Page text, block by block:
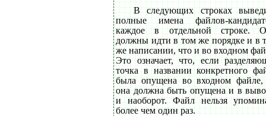
В следующих строках
полные имена файлов-
каждое в отдельной строке.
должны идти в том же порядке и в
же написании, что и во входном
Это означает, что, если
точка в названии конкретного
была опущена во входном файле,
она должна быть опущена и в
и наоборот. Файл нельзя
более чем один раз.